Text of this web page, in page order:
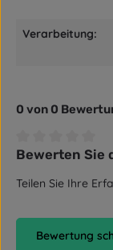
Verarbeitung:
0 von 0
Durchschnittliche
Bewerten Sie
Teilen Sie Ihre
Bewertung